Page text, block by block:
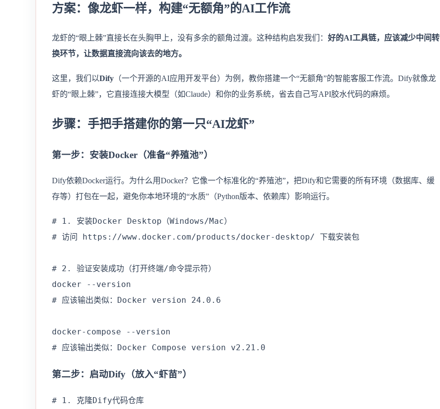
方案：像龙虾一样，构建“无额角”的AI工作流
龙虾的“眼上棘”直接长在头胸甲上，没有多余的额角过渡。这种结构启发我们： 好的AI工具链，应该减少中间转
换环节，让数据直接流向该去的地方。
这里，我们以Dify （一个开源的AI应用开发平台）为例，教你搭建一个“无额角”的智能客服工作流。Dify就像龙
虾的“眼上棘”，它直接连接大模型（如Claude）和你的业务系统，省去自己写API胶水代码的麻烦。
步骤：手把手搭建你的第一只“AI龙虾”
第一步：安装Docker（准备“养殖池”）
Dify依赖Docker运行。为什么用Docker？它像一个标准化的“养殖池”，把Dify和它需要的所有环境（数据库、缓
存等）打包在一起，避免你本地环境的“水质”（Python版本、依赖库）影响运行。
# 1. 安装Docker Desktop（Windows/Mac）
# 访问 https://www.docker.com/products/docker-desktop/ 下载安装包
# 2. 验证安装成功（打开终端/命令提示符）
docker --version
# 应该输出类似：Docker version 24.0.6
docker-compose --version
# 应该输出类似：Docker Compose version v2.21.0
第二步：启动Dify（放入“虾苗”）
# 1. 克隆Dify代码仓库